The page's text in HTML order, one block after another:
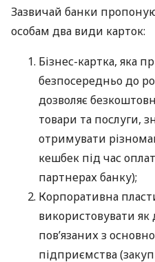
Зазвичай банки
особам два види карток:
Бізнес-картка, яка
безпосередньо до
дозволяє
товари та послуги,
отримувати
кешбек під час
партнерах банку);
Корпоративна
використовувати як
пов’язаних з
підприємства